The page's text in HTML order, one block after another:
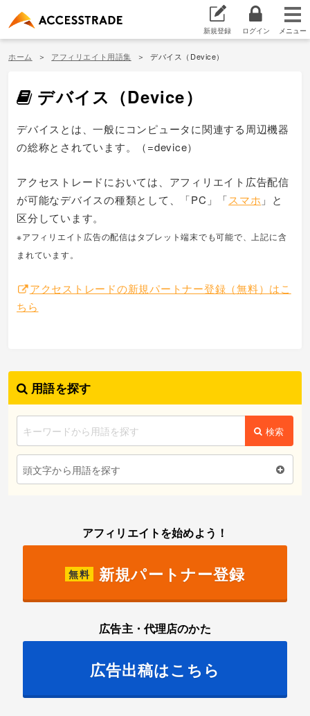
新規登録 ログイン
ホーム アフィリエイト用語集 デバイス（Device）
デバイス（Device）
デバイスとは、一般にコンピュータに関連する周辺機器
の総称とされています。（=device）
アクセストレードにおいては、アフィリエイト広告配信
が可能なデバイスの種類として、「PC」「スマホ 」と
区分しています。
※アフィリエイト広告の配信はタブレット端末でも可能で、上記に含
まれています。
アクセストレードの新規パートナー登録（無料）はこ
ちら
用語を探す
検索
頭文字から用語を探す
アフィリエイトを始めよう！
無料 新規パートナー登録
広告主・代理店のかた
広告出稿はこちら